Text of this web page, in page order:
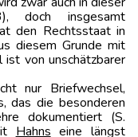
doch insgesamt
den Rechtsstaat in
diesem Grunde mit
von unschätzbarer
nur Briefwechsel,
das die besonderen
dokumentiert (S.
Hahns eine längst